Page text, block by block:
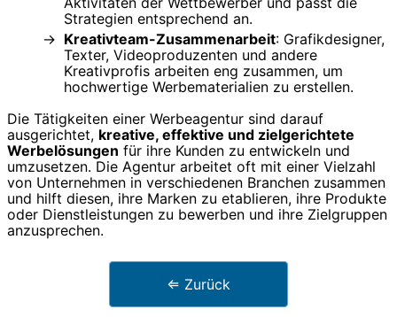
Strategien entsprechend an.
Kreativteam-Zusammenarbeit: Grafikdesigner,
Texter, Videoproduzenten und andere
Kreativprofis arbeiten eng zusammen, um
hochwertige Werbematerialien zu erstellen.
Die Tätigkeiten einer Werbeagentur sind darauf
ausgerichtet, kreative, effektive und zielgerichtete
Werbelösungen für ihre Kunden zu entwickeln und
umzusetzen. Die Agentur arbeitet oft mit einer Vielzahl
von Unternehmen in verschiedenen Branchen zusammen
und hilft diesen, ihre Marken zu etablieren, ihre Produkte
oder Dienstleistungen zu bewerben und ihre Zielgruppen
anzusprechen.
⇐ Zurück